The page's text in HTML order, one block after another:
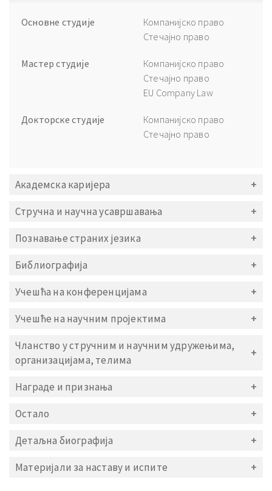
Основне студије
Компанијско право
Стечајно право
Мастер студије
Компанијско право
Стечајно право
EU Company Law
Докторске студије
Компанијско право
Стечајно право
Академска каријера
Стручна и научна усавршавања
Познавање страних језика
Библиографија
Учешћа на конференцијама
Учешће на научним пројектима
Чланство у стручним и научним удружењима,
организацијама, телима
Награде и признања
Остало
Детаљна биографија
Материјали за наставу и испите